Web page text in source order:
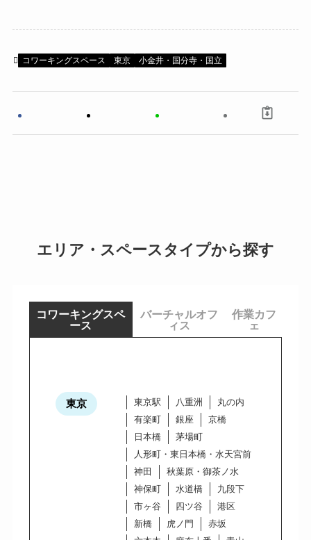
コワーキングスペース 東京 小金井・国分寺・国立
エリア・スペースタイプから探す
コワーキングスペ
ース
バーチャルオフ
ィス
作業カフ
ェ
東京 東京駅 八重洲
丸の内
有楽町
銀座
京橋
日本橋
茅場町
人形町・東日本橋・水天宮前
神田
秋葉原・御茶ノ水
神保町
水道橋
九段下
市ヶ谷
四ツ谷
港区
新橋
虎ノ門
赤坂